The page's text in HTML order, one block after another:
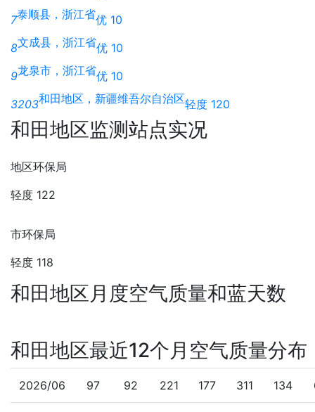
7泰顺县，浙江省优 10
8文成县，浙江省优 10
9龙泉市，浙江省优 10
3203和田地区，新疆维吾尔自治区轻度 120
和田地区监测站点实况
地区环保局
轻度 122
市环保局
轻度 118
和田地区月度空气质量和蓝天数
和田地区最近12个月空气质量分布
2026/06 97 92 221 177 311 134